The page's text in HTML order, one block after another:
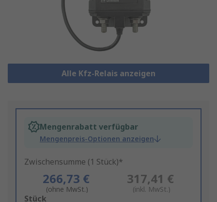
Alle Kfz-Relais anzeigen
Mengenrabatt verfügbar
Mengenpreis-Optionen anzeigen
Zwischensumme (1 Stück)*
266,73 €
(ohne MwSt.)
317,41 €
(inkl. MwSt.)
Add
Stück